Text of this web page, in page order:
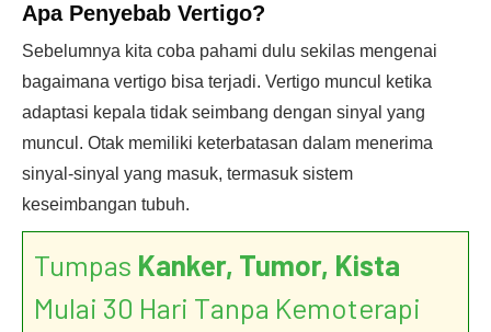
ApaPenyebab Vertigo?
Sebelumnya kita coba pahami dulu sekilas mengenai
bagaimana vertigo bisa terjadi. Vertigo muncul ketika
adaptasi kepala tidak seimbang dengan sinyal yang
muncul. Otak memiliki keterbatasan dalam menerima
sinyal-sinyal yang masuk, termasuk sistem
keseimbangan tubuh.
Tumpas Kanker, Tumor, Kista
Mulai 30 Hari Tanpa Kemoterapi